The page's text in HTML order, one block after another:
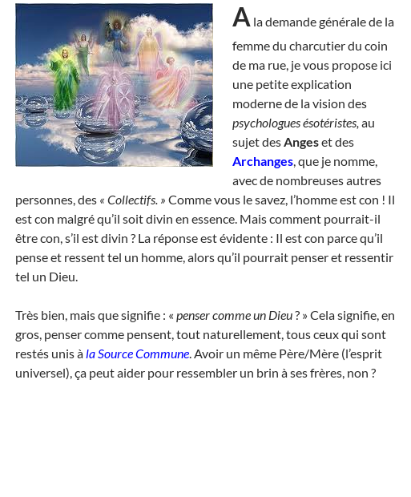
A la demande générale de la
femme du charcutier du coin
de ma rue, je vous propose ici
une petite explication
moderne de la vision des
psychologues ésotéristes, au
sujet desAngeset des
Archanges, que je nomme,
avec de nombreuses autres
personnes, des « Collectifs. » Comme vous le savez, l’homme est con ! Il
est con malgré qu’il soit divin en essence. Mais comment pourrait-il
être con, s’il est divin ? La réponse est évidente : Il est con parce qu’il
pense et ressent tel un homme, alors qu’il pourrait penser et ressentir
tel un Dieu.
Très bien, mais que signifie : « penser comme un Dieu? » Cela signifie, en
gros, penser comme pensent, tout naturellement, tous ceux qui sont
restés unis àla Source Commune. Avoir un même Père/Mère (l’esprit
universel), ça peut aider pour ressembler un brin à ses frères, non ?